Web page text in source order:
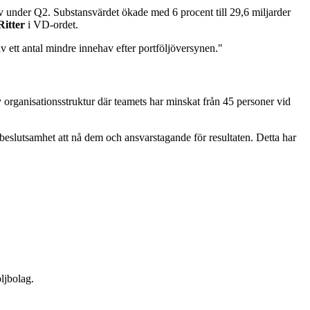
Q2. Substansvärdet ökade med 6 procent till 29,6 miljarder
i VD-ordet.
ett antal mindre innehav efter portföljöversynen."
där teamets har minskat från 45 personer vid
att nå dem och ansvarstagande för resultaten. Detta har